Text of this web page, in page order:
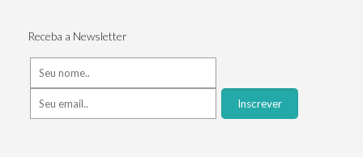
Receba a Newsletter